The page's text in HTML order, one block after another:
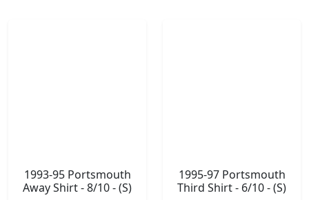
1993-95 Portsmouth
Away Shirt - 8/10 - (S)
1995-97 Portsmouth
Third Shirt - 6/10 - (S)